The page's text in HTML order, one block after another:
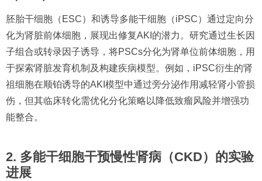
胚胎干细胞（ESC）和诱导多能干细胞（iPSC）通过定向分
化为肾脏前体细胞，展现出修复AKI的潜力。研究通过生长因
子组合或转录因子诱导，将PSCs分化为肾单位前体细胞，用
于探索肾脏发育机制及构建疾病模型。例如，iPSC衍生的肾
祖细胞在顺铂诱导的AKI模型中通过旁分泌作用减轻肾小管损
伤，但其临床转化需优化分化策略以降低致瘤风险并增强功
能整合。
2. 多能干细胞干预慢性肾病（CKD）的实验
进展